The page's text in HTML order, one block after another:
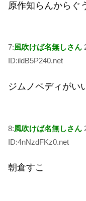
原作知らんからぐ
7:風吹けば名無しさん
ID:ildB5P240.net
ジムノペディがい
8:風吹けば名無しさん
ID:4nNzdFKz0.net
朝倉すこ